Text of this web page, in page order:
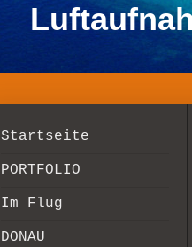
Startseite
PORTFOLIO
Im Flug
DONAU